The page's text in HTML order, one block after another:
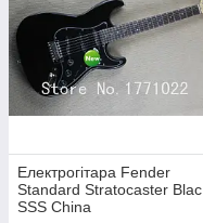
Електрогітара Fender
Standard Stratocaster Blac
SSS China